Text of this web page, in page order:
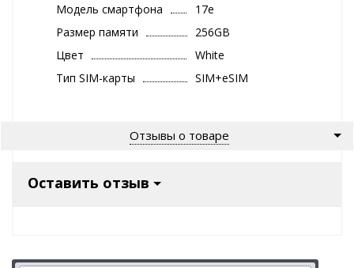
Модель смартфона
17e
Размер памяти
256GB
Цвет
White
Тип SIM-карты
SIM+eSIM
Отзывы о товаре
Оставить отзыв